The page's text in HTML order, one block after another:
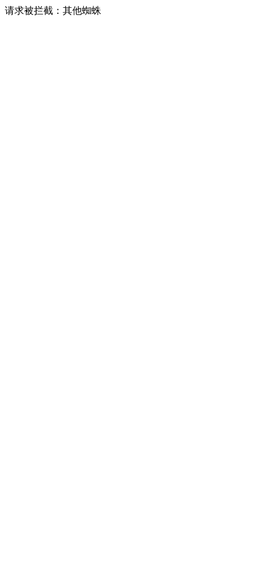
请求被拦截：其他蜘蛛